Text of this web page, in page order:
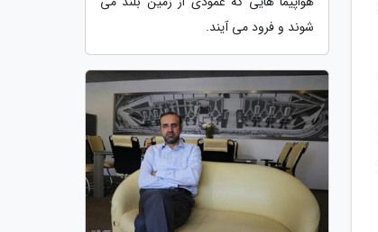
شوند و فرود می آیند.